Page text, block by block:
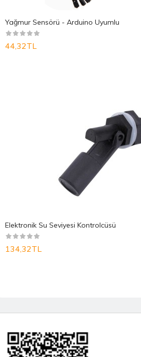
Yağmur Sensörü - Arduino Uyumlu
44,32TL
Elektronik Su Seviyesi Kontrolcüsü
134,32TL